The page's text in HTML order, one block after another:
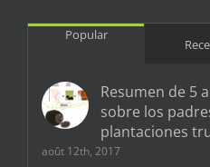
Popular
Resumen de 5
sobre los
plantaciones
août 12th, 2017